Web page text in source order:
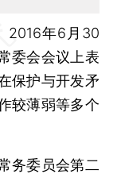
2016年6月30
委会会议上表
保护与开发矛
较薄弱等多个
务委员会第二